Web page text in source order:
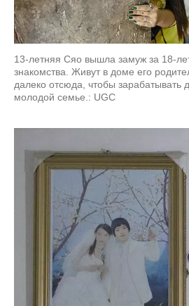
13-летняя Сяо вышла замуж за 18-
знакомства. Живут в доме его
далеко отсюда, чтобы зарабатывать
молодой семье.: UGC